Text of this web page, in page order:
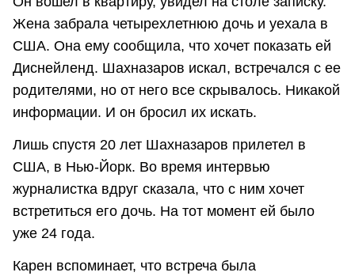
Жена забрала четырехлетнюю дочь и уехала в
США. Она ему сообщила, что хочет показать ей
Диснейленд. Шахназаров искал, встречался с ее
родителями, но от него все скрывалось. Никакой
информации. И он бросил их искать.
Лишь спустя 20 лет Шахназаров прилетел в
США, в Нью-Йорк. Во время интервью
журналистка вдруг сказала, что с ним хочет
встретиться его дочь. На тот момент ей было
уже 24 года.
Карен вспоминает, что встреча была